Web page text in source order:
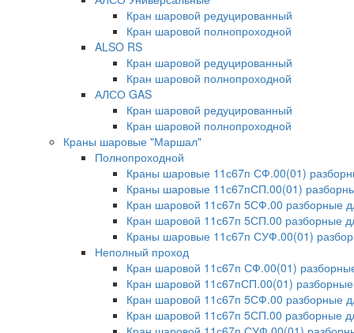
Кран шаровой редуцированный
Кран шаровой полнопроходной
ALSO RS
Кран шаровой редуцированный
Кран шаровой полнопроходной
АЛСО GAS
Кран шаровой редуцированный
Кран шаровой полнопроходной
Краны шаровые "Маршал"
Полнопроходной
Краны шаровые 11с67п СФ.00(01)
Краны шаровые 11с67пСП.00(01)
Кран шаровой 11с67п 5СФ.00 разборные
Кран шаровой 11с67п 5СП.00 разборные
Краны шаровые 11с67п СУФ.00(01)
Неполный проход
Кран шаровой 11с67п СФ.00(01)
Кран шаровой 11с67пСП.00(01)
Кран шаровой 11с67п 5СФ.00 разборные
Кран шаровой 11с67п 5СП.00 разборные